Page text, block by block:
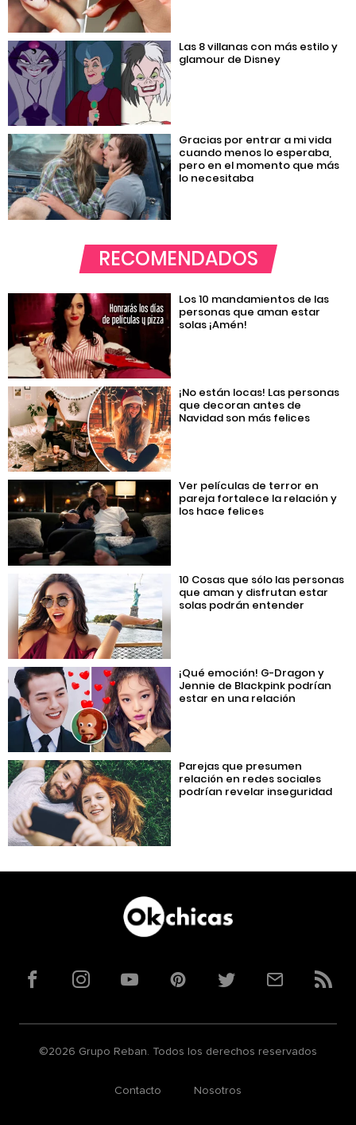
Las 8 villanas con más estilo y
glamour de Disney
Gracias por entrar a mi vida
cuando menos lo esperaba,
pero en el momento que más
lo necesitaba
RECOMENDADOS
Los 10 mandamientos de las
personas que aman estar
solas ¡Amén!
¡No están locas! Las personas
que decoran antes de
Navidad son más felices
Ver películas de terror en
pareja fortalece la relación y
los hace felices
10 Cosas que sólo las personas
que aman y disfrutan estar
solas podrán entender
¡Qué emoción! G-Dragon y
Jennie de Blackpink podrían
estar en una relación
Parejas que presumen
relación en redes sociales
podrían revelar inseguridad
FacebookInstagramYouTubePinterestTwitterCorreoRSS
©2026 Grupo Reban. Todos los derechos reservados
Contacto Nosotros